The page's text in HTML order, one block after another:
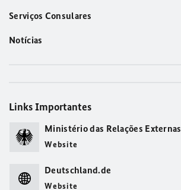
Serviços Consulares
Notícias
Links Importantes
Ministério das Relações Externas
Website
Deutschland.de
Website